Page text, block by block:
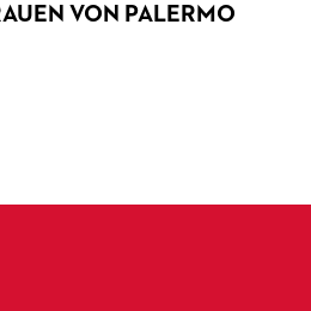
STÄDTISCHEN BÜHNEN
VON PALERMO